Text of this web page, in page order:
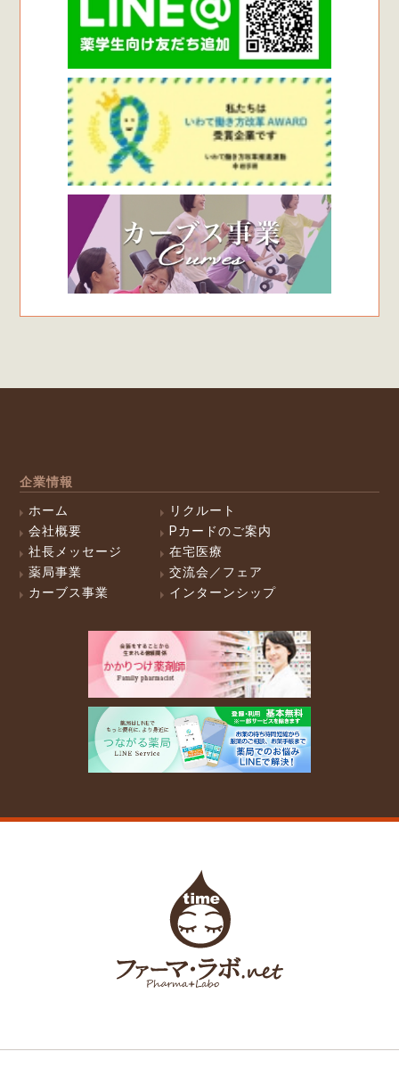
企業情報
ホーム
会社概要
社長メッセージ
薬局事業
カーブス事業
リクルート
Pカードのご案内
在宅医療
交流会／フェア
インターンシップ